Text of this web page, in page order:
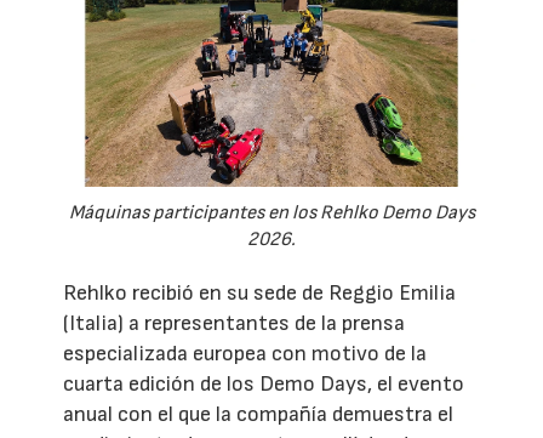
Máquinas participantes en los Rehlko Demo Days
2026.
Rehlko recibió en su sede de Reggio Emilia
(Italia) a representantes de la prensa
especializada europea con motivo de la
cuarta edición de los Demo Days, el evento
anual con el que la compañía demuestra el